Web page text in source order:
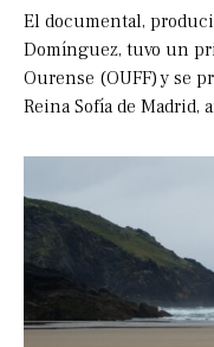
El documental,
Domínguez, tuvo un
Ourense (OUFF) y se
Reina Sofía de